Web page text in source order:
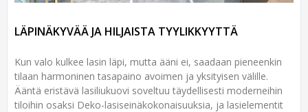
LÄPINÄKYVÄÄ JA HILJAISTA TYYLIKKYYTTÄ
Kun valo kulkee lasin läpi, mutta ääni ei, saadaan pieneenkin
tilaan harmoninen tasapaino avoimen ja yksityisen välille.
Ääntä eristävä lasiliukuovi soveltuu täydellisesti moderneihin
tiloihin osaksi Deko-lasiseinäkokonaisuuksia, ja lasielementit